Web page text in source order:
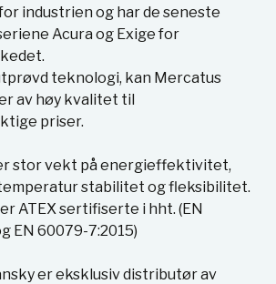
industrien og har de seneste
Acura og Exige for
teknologi, kan Mercatus
av høy kvalitet til
priser.
stor vekt på energieffektivitet,
stabilitet og fleksibilitet.
ATEX sertifiserte i hht. (EN
EN 60079-7:2015)
er eksklusiv distributør av